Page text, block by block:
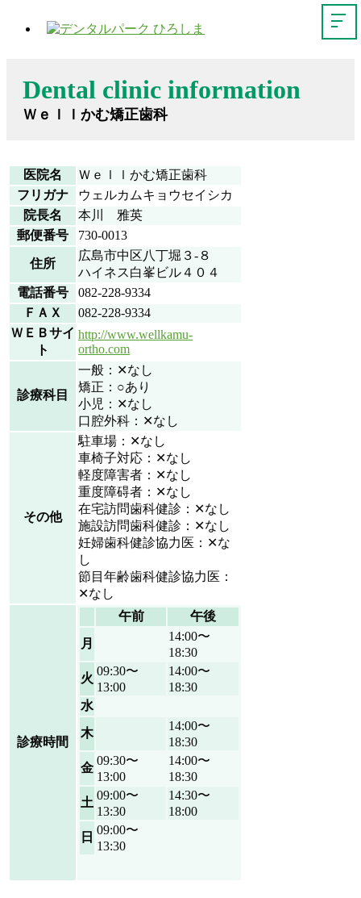
Dental clinic information
Ｗｅｌｌかむ矯正歯科
医院名
Ｗｅｌｌかむ矯正歯科
フリガナ
ウェルカムキョウセイシカ
院長名
本川 雅英
郵便番号
730-0013
住所
広島市中区八丁堀３-８
ハイネス白峯ビル４０４
電話番号
082-228-9334
ＦＡＸ
082-228-9334
ＷＥＢサイ
ト
http://www.wellkamu-
ortho.com
診療科目
一般：✕なし
矯正：○あり
小児：✕なし
口腔外科：✕なし
その他
駐車場：✕なし
車椅子対応：✕なし
軽度障害者：✕なし
重度障碍者：✕なし
在宅訪問歯科健診：✕なし
施設訪問歯科健診：✕なし
妊婦歯科健診協力医：✕な
し
節目年齢歯科健診協力医：
✕なし
診療時間
午前
午後
月
14:00〜
18:30
火
09:30〜
13:00
14:00〜
18:30
水
木
14:00〜
18:30
金
09:30〜
13:00
14:00〜
18:30
土
09:00〜
13:30
14:30〜
18:00
日
09:00〜
13:30